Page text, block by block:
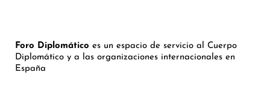
Foro Diplomático es un espacio de servicio al Cuerpo
Diplomático y a las organizaciones internacionales en
España